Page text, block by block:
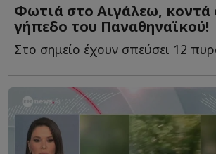
Φωτιά στο Αιγάλεω, κοντά
γήπεδο του Παναθηναϊκού!